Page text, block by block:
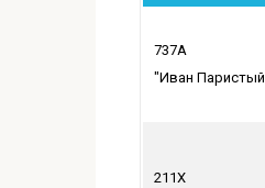
737А
"Иван
211Х